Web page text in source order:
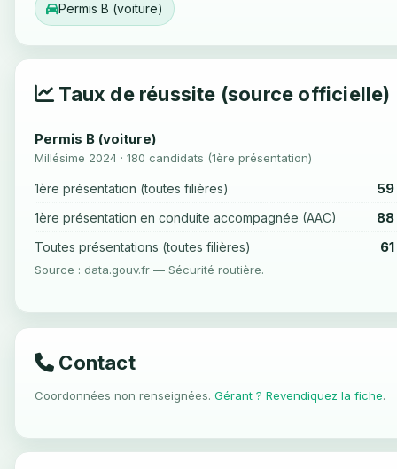
Permis B (voiture)
Taux de réussite (source officielle)
Permis B (voiture)
Millésime 2024 · 180 candidats (1ère présentation)
1ère présentation (toutes filières) 59
1ère présentation en conduite accompagnée (AAC) 88
Toutes présentations (toutes filières)
Source : data.gouv.fr — Sécurité routière.
Contact
Coordonnées non renseignées. Gérant ? Revendiquez la fiche.